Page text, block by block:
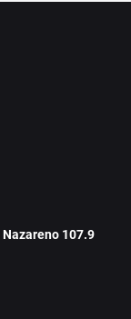
107.9